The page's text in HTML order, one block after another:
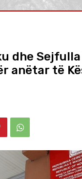
dhe Sejfulla
anëtar të